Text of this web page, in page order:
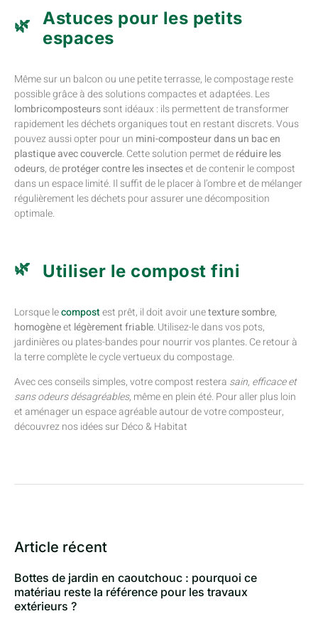
Astuces pour les petits
espaces
Même sur un balcon ou une petite terrasse, le compostage reste
possible grâce à des solutions compactes et adaptées. Les
lombricomposteurssont idéaux : ils permettent de transformer
rapidement les déchets organiques tout en restant discrets. Vous
pouvez aussi opter pour un mini-composteur dans un bac en
plastique avec couvercle. Cette solution permet deréduire les
odeurs, deprotéger contre les insecteset de contenir le compost
dans un espace limité. Il suffit de le placer à l’ombre et de mélanger
régulièrement les déchets pour assurer une décomposition
optimale.
Utiliser le compost fini
Lorsque lecompostest prêt, il doit avoir unetexture sombre,
homogèneet légèrement friable. Utilisez-le dans vos pots,
jardinières ou plates-bandes pour nourrir vos plantes. Ce retour à
la terre complète le cycle vertueux du compostage.
Avec ces conseils simples, votre compost restera sain, efficace et
sans odeurs désagréables, même en plein été. Pour aller plus loin
et aménager un espace agréable autour de votre composteur,
découvrez nos idées sur Déco & Habitat
Article récent
Bottes de jardin en caoutchouc : pourquoi ce
matériau reste la référence pour les travaux
extérieurs ?